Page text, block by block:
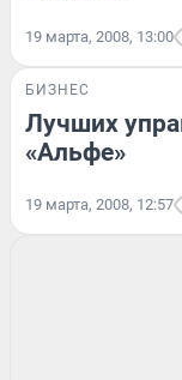
19 марта, 2008, 13:00
БИЗНЕС
Лучших
«Альфе»
19 марта, 2008, 12:57